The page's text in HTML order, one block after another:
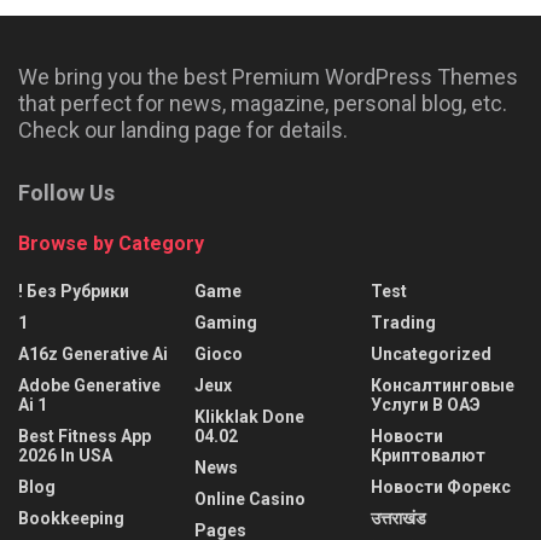
We bring you the best Premium WordPress Themes
that perfect for news, magazine, personal blog, etc.
Check our landing page for details.
Follow Us
Browse by Category
! Без Рубрики
1
A16z Generative Ai
Adobe Generative
Ai 1
Best Fitness App
2026 In USA
Blog
Bookkeeping
Game
Gaming
Gioco
Jeux
Klikklak Done
04.02
News
Online Casino
Pages
Test
Trading
Uncategorized
Консалтинговые
Услуги В ОАЭ
Новости
Криптовалют
Новости Форекс
उत्तराखंड